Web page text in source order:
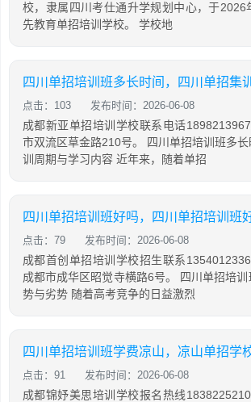
校，隶属四川考仕通升学规划中心，于2026
先教育单招培训学校。 学校地
四川单招培训班多长时间，四川单招集训
点击：103 发布时间：2026-06-08
成都新亚单招培训学校联系电话
市双流区草金路210号。 四川单招培训班多
训周期与学习内容 近年来，随着单招
四川单招培训班好吗，四川单招培训班
点击：79 发布时间：2026-06-08
成都首创单招培训学校招生联系
成都市成华区昭觉寺横路6号。 四川单招培
势与劣势 随着高考竞争的日益激烈
四川单招培训班学费凉山，凉山单招学
点击：91 发布时间：2026-06-08
成都锦妤美思培训学校报名热线